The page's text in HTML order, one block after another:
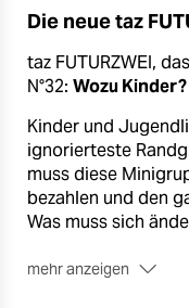
Die neue taz
taz FUTURZWEI,
N°32: Wozu Kinder?
Kinder und
ignorierteste
muss diese
bezahlen und den
Was muss sich
mehr anzeigen